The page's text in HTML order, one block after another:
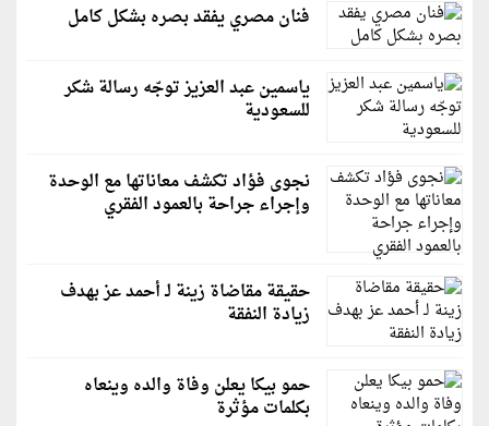
فنان مصري يفقد بصره بشكل كامل
ياسمين عبد العزيز توجّه رسالة شكر
للسعودية
نجوى فؤاد تكشف معاناتها مع الوحدة
وإجراء جراحة بالعمود الفقري
حقيقة مقاضاة زينة لـ أحمد عز بهدف
زيادة النفقة
حمو بيكا يعلن وفاة والده وينعاه
بكلمات مؤثرة